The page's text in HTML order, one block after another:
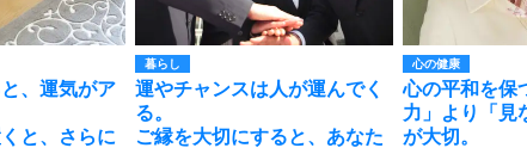
、運気がア
と、さらに
暮らし
運やチャンスは人が運んでく
る。
ご縁を大切にすると、あなた
心の健康
心の平和を保
力」より「見
が大切。